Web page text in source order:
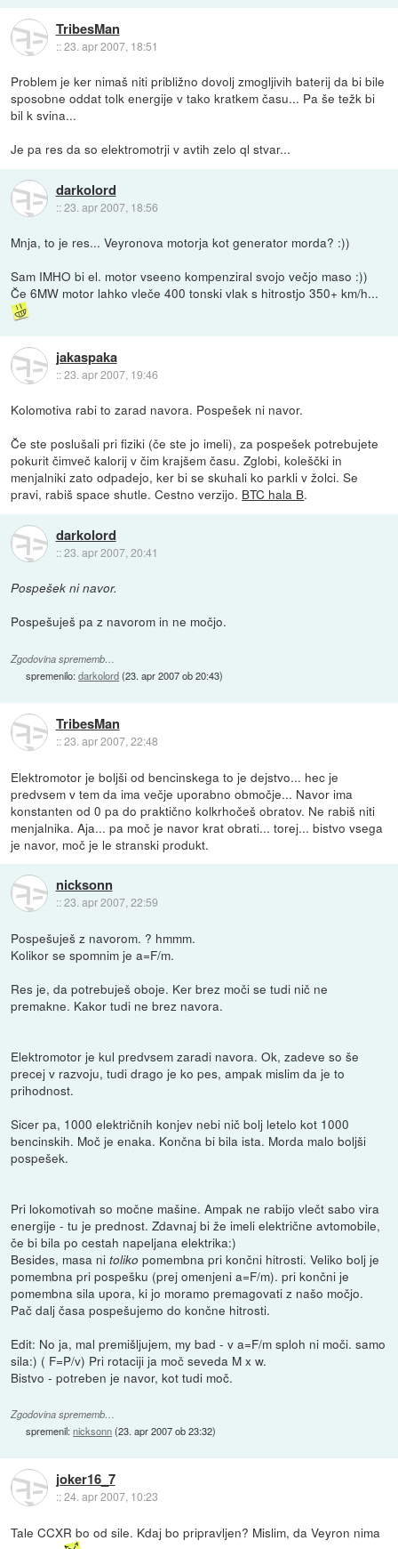
TribesMan
::23. apr 2007, 18:51
Problem je ker nimaš niti približno dovolj zmogljivih baterij da bi bile
sposobne oddat tolk energije v tako kratkem času... Pa še težk bi
bil k svina...
Je pa res da so elektromotrji v avtih zelo ql stvar...
darkolord
::23. apr 2007, 18:56
Mnja, to je res... Veyronova motorja kot generator morda? :))
Sam IMHO bi el. motor vseeno kompenziral svojo večjo maso :))
Če 6MW motor lahko vleče 400 tonski vlak s hitrostjo 350+ km/h...
jakaspaka
::23. apr 2007, 19:46
Kolomotiva rabi to zarad navora. Pospešek ni navor.
Če ste poslušali pri fiziki (če ste jo imeli), za pospešek potrebujete
pokurit čimveč kalorij v čim krajšem času. Zglobi, koleščki in
menjalniki zato odpadejo, ker bi se skuhali ko parkli v žolci. Se
pravi, rabiš space shutle. Cestno verzijo. BTC hala B.
darkolord
::23. apr 2007, 20:41
Pospešek ni navor.
Pospešuješ pa z navorom in ne močjo.
Zgodovina sprememb…
spremenilo:darkolord(23. apr 2007 ob 20:43)
TribesMan
::23. apr 2007, 22:48
Elektromotor je boljši od bencinskega to je dejstvo... hec je
predvsem v tem da ima večje uporabno območje... Navor ima
konstanten od 0 pa do praktično kolkrhočeš obratov. Ne rabiš niti
menjalnika. Aja... pa moč je navor krat obrati... torej... bistvo vsega
je navor, moč je le stranski produkt.
nicksonn
::23. apr 2007, 22:59
Pospešuješ z navorom. ? hmmm.
Kolikor se spomnim je a=F/m.
Res je, da potrebuješ oboje. Ker brez moči se tudi nič ne
premakne. Kakor tudi ne brez navora.
Elektromotor je kul predvsem zaradi navora. Ok, zadeve so še
precej v razvoju, tudi drago je ko pes, ampak mislim da je to
prihodnost.
Sicer pa, 1000 električnih konjev nebi nič bolj letelo kot 1000
bencinskih. Moč je enaka. Končna bi bila ista. Morda malo boljši
pospešek.
Pri lokomotivah so močne mašine. Ampak ne rabijo vlečt sabo vira
energije - tu je prednost. Zdavnaj bi že imeli električne avtomobile,
če bi bila po cestah napeljana elektrika:)
Besides, masa nitoliko pomembna pri končni hitrosti. Veliko bolj je
pomembna pri pospešku (prej omenjeni a=F/m). pri končni je
pomembna sila upora, ki jo moramo premagovati z našo močjo.
Pač dalj časa pospešujemo do končne hitrosti.
Edit: No ja, mal premišljujem, my bad - v a=F/m sploh ni moči. samo
sila:) ( F=P/v) Pri rotaciji ja moč seveda M x w.
Bistvo - potreben je navor, kot tudi moč.
Zgodovina sprememb…
spremenil:nicksonn(23. apr 2007 ob 23:32)
joker16_7
::24. apr 2007, 10:23
Tale CCXR bo od sile. Kdaj bo pripravljen? Mislim, da Veyron nima